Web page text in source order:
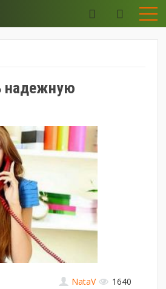
надежную
1640
NataV